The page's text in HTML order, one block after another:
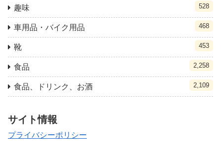
趣味 528
車用品・バイク用品 468
靴 453
食品 2,258
食品、ドリンク、お酒 2,109
サイト情報
プライバシーポリシー